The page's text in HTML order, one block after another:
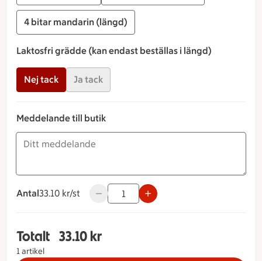
4 bitar mandarin (längd)
Laktosfri grädde (kan endast beställas i längd)
Nej tack Ja tack
Meddelande till butik
Antal
33.10 kronor styck
33.10 kr/st Använd knapparna för att minska eller
Totalt
1 artikel
Totalt 1 stycken Budapestlängd/bakelse
33.10 kr